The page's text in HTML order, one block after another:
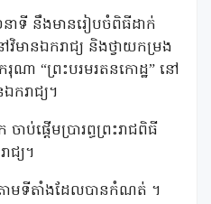
ាទី នឹងមានរៀបចំពិធីដាក់
វិមានឯករាជ្យ និងថ្វាយកម្រង
ករុណា “ព្រះបរមរតនកោដ្ឋ” នៅ
ករាជ្យ។
ប់ផ្តើមប្រារព្ធព្រះរាជពិធី
ជ្យ។
តាមទីតាំងដែលបានកំណត់ ។